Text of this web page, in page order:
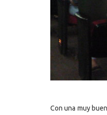
Con una muy